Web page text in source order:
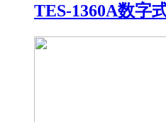
TES-1360A数字